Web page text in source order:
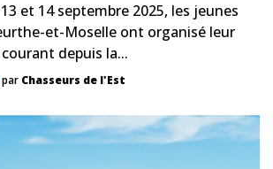
et 14 septembre 2025, les jeunes
et-Moselle ont organisé leur
depuis la...
par Chasseurs de l'Est